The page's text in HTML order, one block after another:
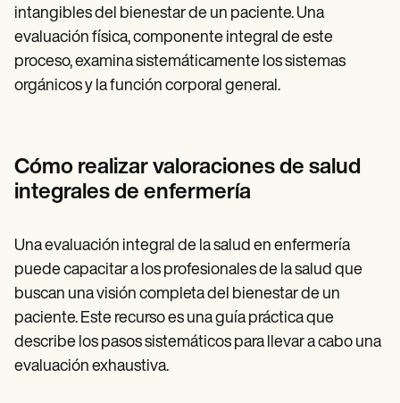
intangibles del bienestar de un paciente. Una
evaluación física, componente integral de este
proceso, examina sistemáticamente los sistemas
orgánicos y la función corporal general.
Cómo realizar valoraciones de salud
integrales de enfermería
Una evaluación integral de la salud en enfermería
puede capacitar a los profesionales de la salud que
buscan una visión completa del bienestar de un
paciente. Este recurso es una guía práctica que
describe los pasos sistemáticos para llevar a cabo una
evaluación exhaustiva.